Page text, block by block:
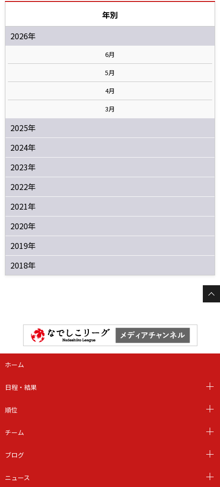
年別
2026年
6月
5月
4月
3月
2025年
2024年
2023年
2022年
2021年
2020年
2019年
2018年
ホーム
日程・結果
順位
チーム
ブログ
ニュース